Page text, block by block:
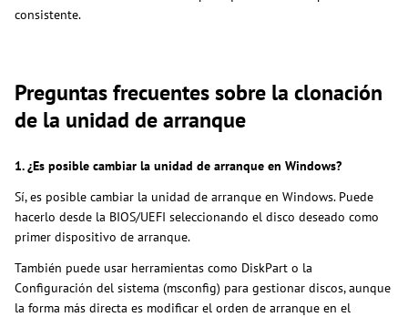
consistente.
Preguntas frecuentes sobre la clonación
de la unidad de arranque
1. ¿Es posible cambiar la unidad de arranque en Windows?
Sí, es posible cambiar la unidad de arranque en Windows. Puede
hacerlo desde la BIOS/UEFI seleccionando el disco deseado como
primer dispositivo de arranque.
También puede usar herramientas como DiskPart o la
Configuración del sistema (msconfig) para gestionar discos, aunque
la forma más directa es modificar el orden de arranque en el